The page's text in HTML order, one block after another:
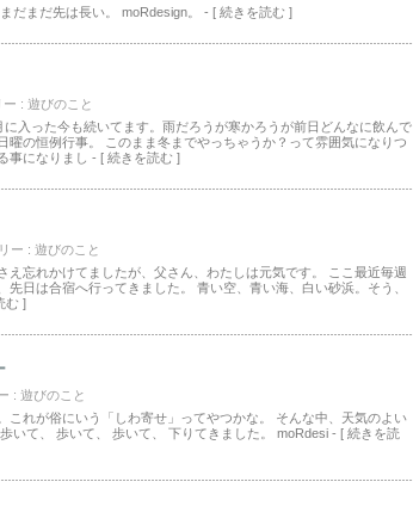
だまだ先は長い。 moRdesign。 - [ 続きを読む ]
ー : 遊びのこと
入った今も続いてます。雨だろうが寒かろうが前日どんなに飲んで
曜の恒例行事。 このまま冬までやっちゃうか？って雰囲気になりつ
事になりまし - [ 続きを読む ]
ー : 遊びのこと
え忘れかけてましたが、父さん、わたしは元気です。 ここ最近毎週
先日は合宿へ行ってきました。 青い空、青い海、白い砂浜。そう、
む ]
: 遊びのこと
これが俗にいう「しわ寄せ」ってやつかな。 そんな中、天気のよい
いて、 歩いて、 歩いて、 下りてきました。 moRdesi - [ 続きを読